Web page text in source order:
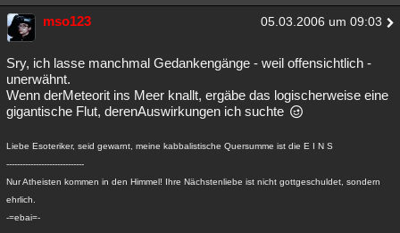
mso123 05.03.2006 um 09:03
Sry, ich lasse manchmal Gedankengänge - weil offensichtlich -
unerwähnt.
Wenn derMeteorit ins Meer knallt, ergäbe das logischerweise eine
gigantische Flut, derenAuswirkungen ich suchte
Liebe Esoteriker, seid gewarnt, meine kabbalistische Quersumme ist die E I N S
-----------------------------
Nur Atheisten kommen in den Himmel! Ihre Nächstenliebe ist nicht gottgeschuldet, sondern
ehrlich.
-=ebai=-